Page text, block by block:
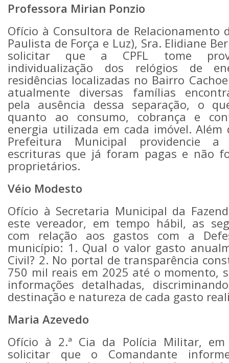
Professora Mirian Ponzio
Ofício à Consultora de Relacionamento
Paulista de Força e Luz), Sra. Elidiane
solicitar que a CPFL tome
individualização dos relógios de
residências localizadas no Bairro
atualmente diversas famílias
pela ausência dessa separação, o
quanto ao consumo, cobrança e
energia utilizada em cada imóvel.
Prefeitura Municipal providencie a
escrituras que já foram pagas e não
proprietários.
Véio Modesto
Ofício à Secretaria Municipal da
este vereador, em tempo hábil, as
com relação aos gastos com a
município: 1. Qual o valor gasto
Civil? 2. No portal de transparência
750 mil reais em 2025 até o momento,
informações detalhadas,
destinação e natureza de cada gasto
Maria Azevedo
Ofício à 2.ª Cia da Polícia Militar,
solicitar que o Comandante